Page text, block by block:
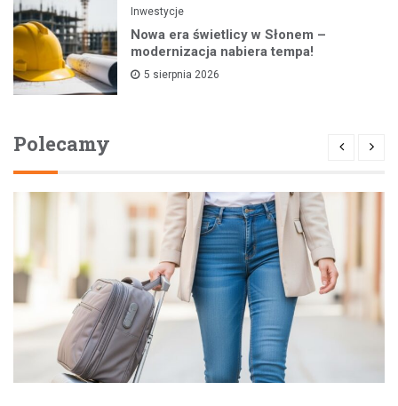
Inwestycje
Nowa era świetlicy w Słonem –
modernizacja nabiera tempa!
5 sierpnia 2026
Polecamy